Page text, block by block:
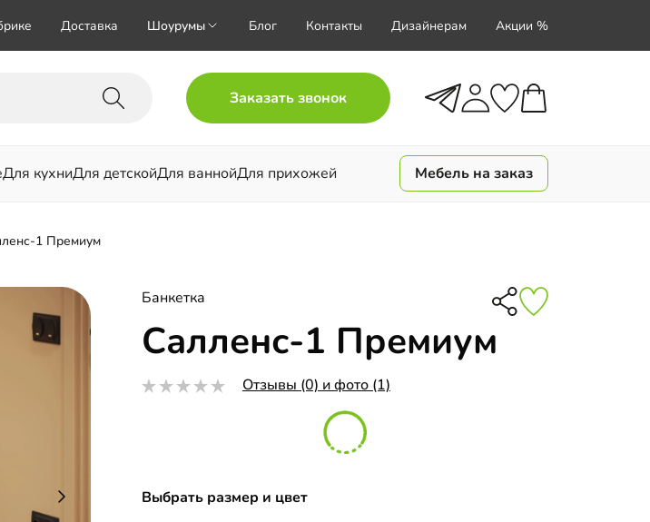
Доставка Шоурумы Блог Контакты Дизайнерам Акции %
Заказать звонок
Для кухниДля детскойДля ваннойДля прихожей Мебель на заказ
1 Премиум
Банкетка
Салленс-1 Премиум
Отзывы (0) и фото (1)
Выбрать размер и цвет